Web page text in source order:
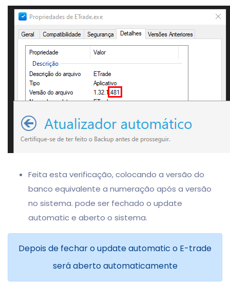
Feita esta verificação, colocando a versão do
banco equivalente a numeração após a versão
no sistema. pode ser fechado o update
automatic e aberto o sistema.
Depois de fechar o update automatic o E-trade
será aberto automaticamente